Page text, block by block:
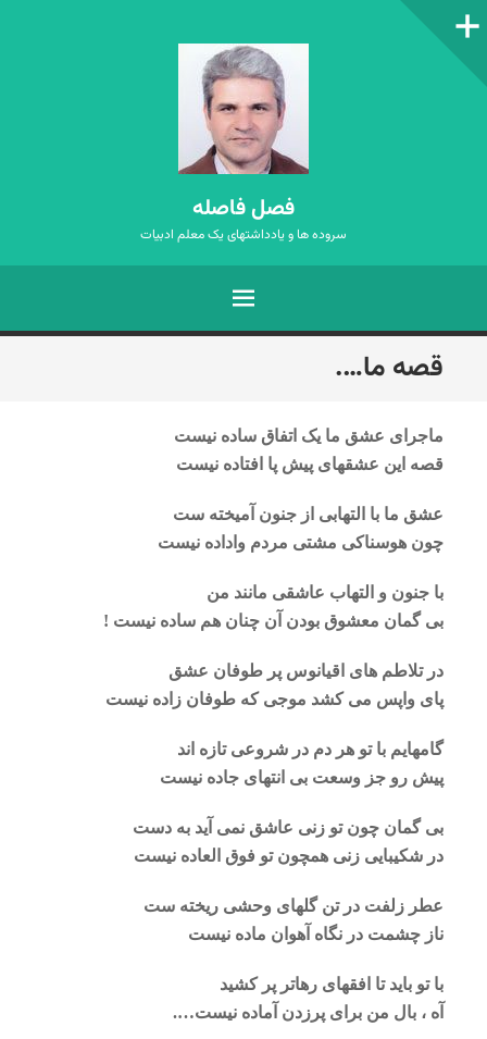
ستون‌کناری
فصل فاصله
سروده ها و یادداشتهای یک معلم ادبیات
فهرست
رفتن
به
قصه ما….
ماجرای عشق ما یک اتفاق ساده نیست
قصه این عشقهای پیش پا افتاده نیست
عشق ما با التهابی از جنون آمیخته ست
چون هوسناکی مشتی مردم واداده نیست
با جنون و التهاب عاشقی مانند من
بی گمان معشوق بودن آن چنان هم ساده نیست !
در تلاطم های اقیانوس پر طوفان عشق
پای واپس می کشد موجی که طوفان زاده نیست
گامهایم با تو هر دم در شروعی تازه اند
پیش رو جز وسعت بی انتهای جاده نیست
بی گمان چون تو زنی عاشق نمی آید به دست
در شکیبایی زنی همچون تو فوق العاده نیست
عطر زلفت در تن گلهای وحشی ریخته ست
ناز چشمت در نگاه آهوان ماده نیست
با تو باید تا افقهای رهاتر پر کشید
آه ، بال من برای پرزدن آماده نیست….